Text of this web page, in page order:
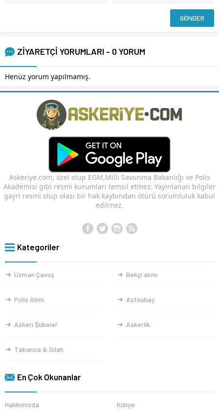
ZİYARETÇİ YORUMLARI - 0 YORUM
Henüz yorum yapılmamış.
Askeriye.com, özel olup EGM,Milli Savunma Bakanlığı ve Polis
Akademisi gibi resmi kurumları temsil etmez. Yayınlanan bilgiler
gayri resmi olup olası bir hak kaybından ötürü sorumluluk kabul
edilmez.
Kategoriler
Uzman Çavuş Bekçi alımı
Polis Alımı Astsubay
Askeri Şubeler Askerlik
Tabanca & Silah
En Çok Okunanlar
Hakkımızda Künye